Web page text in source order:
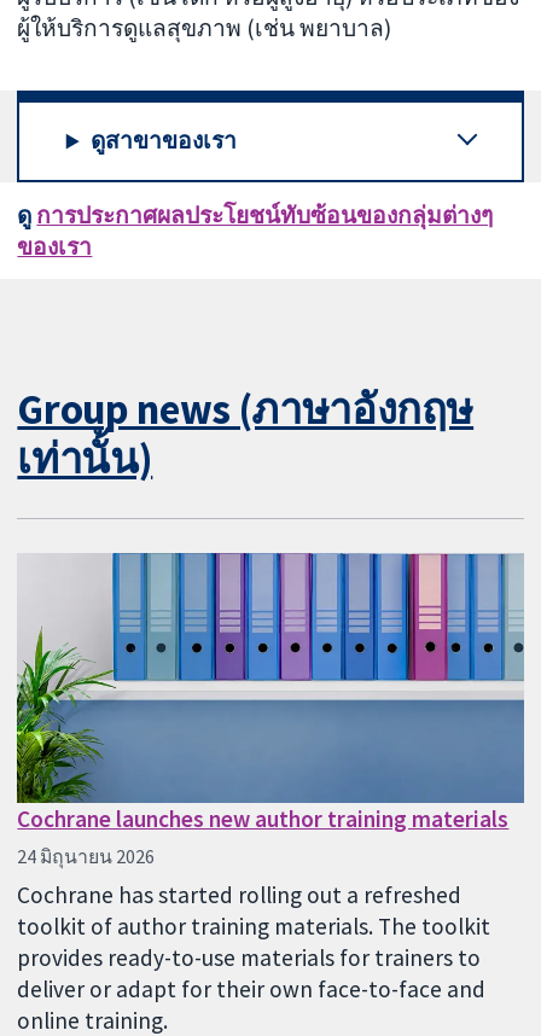
ผู้ให้บริการดูแลสุขภาพ (เช่น พยาบาล)
ดูสาขาของเรา
ดู การประกาศผลประโยชน์ทับซ้อนของกลุ่มต่างๆ
ของเรา
Group news (ภาษาอังกฤษ
เท่านั้น)
Cochrane launches new author training materials
24 มิถุนายน 2026
Cochrane has started rolling out a refreshed
toolkit of author training materials. The toolkit
provides ready-to-use materials for trainers to
deliver or adapt for their own face-to-face and
online training.